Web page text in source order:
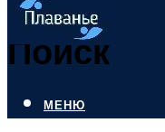
Поиск
МЕНЮ